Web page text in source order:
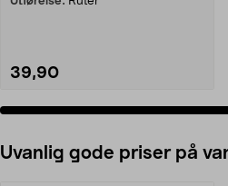
39,90
Uvanlig gode priser på